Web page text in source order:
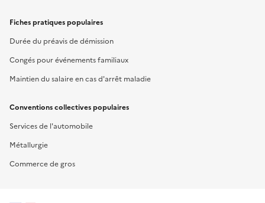
Fiches pratiques populaires
Durée du préavis de démission
Congés pour événements familiaux
Maintien du salaire en cas d'arrêt maladie
Conventions collectives populaires
Services de l'automobile
Métallurgie
Commerce de gros